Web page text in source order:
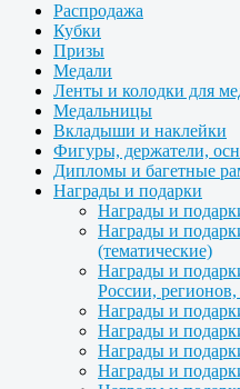
Распродажа
Кубки
Призы
Медали
Ленты и колодки для
Медальницы
Вкладыши и наклейки
Фигуры, держатели,
Дипломы и багетные
Награды и подарки
Награды и
Награды и
(тематические)
Награды и
России,
Награды и
Награды и
Награды и
Награды и